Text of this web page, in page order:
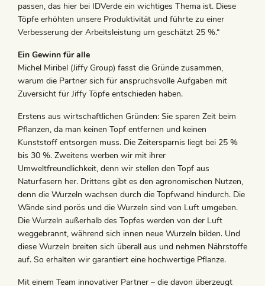
passen, das hier bei IDVerde ein wichtiges Thema ist. Diese
Töpfe erhöhten unsere Produktivität und führte zu einer
Verbesserung der Arbeitsleistung um geschätzt 25 %.“
Ein Gewinn für alle
Michel Miribel (Jiffy Group) fasst die Gründe zusammen,
warum die Partner sich für anspruchsvolle Aufgaben mit
Zuversicht für Jiffy Töpfe entschieden haben.
Erstens aus wirtschaftlichen Gründen: Sie sparen Zeit beim
Pflanzen, da man keinen Topf entfernen und keinen
Kunststoff entsorgen muss. Die Zeitersparnis liegt bei 25 %
bis 30 %. Zweitens werben wir mit ihrer
Umweltfreundlichkeit, denn wir stellen den Topf aus
Naturfasern her. Drittens gibt es den agronomischen Nutzen,
denn die Wurzeln wachsen durch die Topfwand hindurch. Die
Wände sind porös und die Wurzeln sind von Luft umgeben.
Die Wurzeln außerhalb des Topfes werden von der Luft
weggebrannt, während sich innen neue Wurzeln bilden. Und
diese Wurzeln breiten sich überall aus und nehmen Nährstoffe
auf. So erhalten wir garantiert eine hochwertige Pflanze.
Mit einem Team innovativer Partner – die davon überzeugt